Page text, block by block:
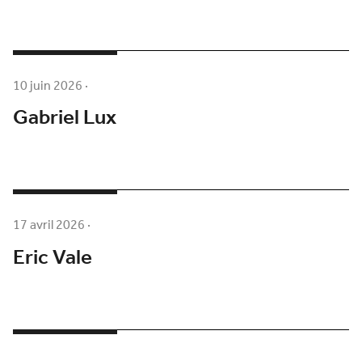
10 juin 2026·
Gabriel Lux
17 avril 2026·
Eric Vale